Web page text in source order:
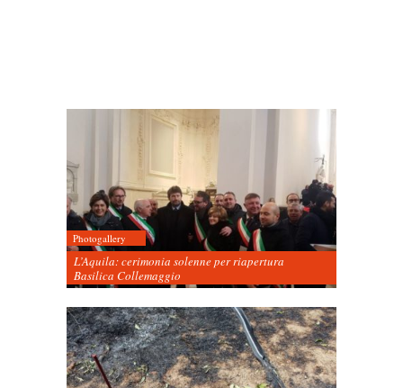
Photogallery
L’Aquila: cerimonia solenne per riapertura
Basilica Collemaggio